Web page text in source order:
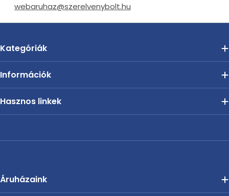
webaruhaz@szerelvenybolt.hu
Kategóriák
Információk
Hasznos linkek
Áruházaink